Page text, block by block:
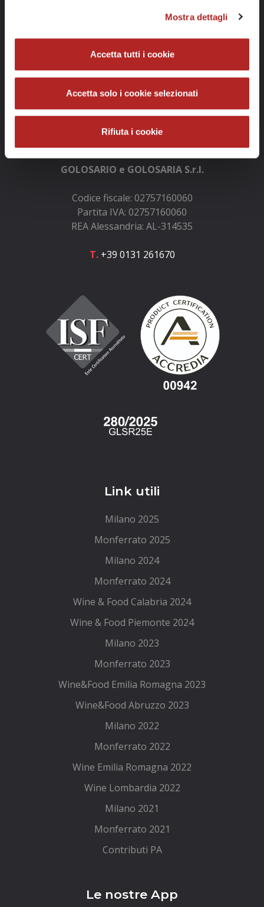
Mostra dettagli
Accetta tutti i cookie
Accetta solo i cookie selezionati
Rifiuta i cookie
GOLOSARIO e GOLOSARIA S.r.l.
Codice fiscale: 02757160060
Partita IVA: 02757160060
REA Alessandria: AL-314535
T.+39 0131 261670
Link utili
Milano 2025
Monferrato 2025
Milano 2024
Monferrato 2024
Wine & Food Calabria 2024
Wine & Food Piemonte 2024
Milano 2023
Monferrato 2023
Wine&Food Emilia Romagna 2023
Wine&Food Abruzzo 2023
Milano 2022
Monferrato 2022
Wine Emilia Romagna 2022
Wine Lombardia 2022
Milano 2021
Monferrato 2021
Contributi PA
Le nostre App